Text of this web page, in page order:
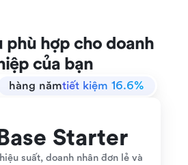
phù hợp cho doanh
của bạn
hàng nămtiết kiệm 16.6%
Starter
suất, doanh nhân đơn lẻ và